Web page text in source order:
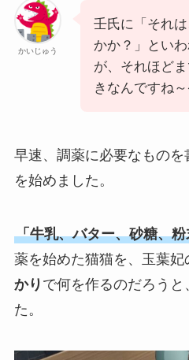
かいじゅう
壬氏に「それ
かか？」とい
が、それほど
きなんですね
早速、調薬に必要なもの
を始めました。
「牛乳、バター、砂糖、
薬を始めた猫猫を、玉葉妃
かり で何を作るのだろうと
た。